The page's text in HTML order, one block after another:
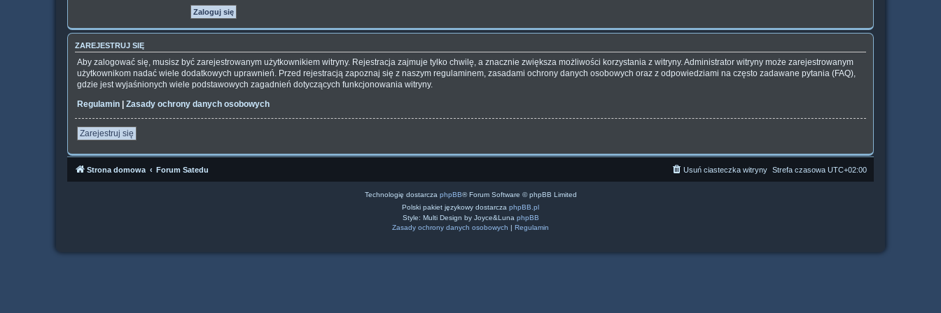
ZAREJESTRUJ SIĘ
Aby zalogować się, musisz być zarejestrowanym użytkownikiem witryny. Rejestracja zajmuje tylko chwilę, a znacznie zwiększa możliwości korzystania z witryny. Administrator witryny może zarejestrowanym
użytkownikom nadać wiele dodatkowych uprawnień. Przed rejestracją zapoznaj się z naszym regulaminem, zasadami ochrony danych osobowych oraz z odpowiedziami na często zadawane pytania (FAQ),
gdzie jest wyjaśnionych wiele podstawowych zagadnień dotyczących funkcjonowania witryny.
Regulamin | Zasady ochrony danych osobowych
Zarejestruj się
Strona domowa Forum Satedu Strefa czasowa UTC+02:00
Usuń ciasteczka witryny
Technologię dostarcza phpBB® Forum Software © phpBB Limited
Polski pakiet językowy dostarcza phpBB.pl
Style: Multi Design by Joyce&Luna phpBB
Zasady ochrony danych osobowych | Regulamin